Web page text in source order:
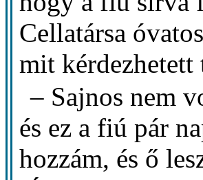
Cellatársa
mit
– Sajnos nem
és ez a fiú pár
hozzám, és ő